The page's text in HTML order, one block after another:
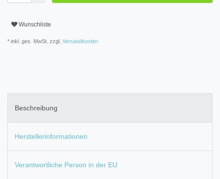
Wunschliste
* inkl. ges. MwSt. zzgl. Versandkosten
Beschreibung
Herstellerinformationen
Verantwortliche Person in der EU